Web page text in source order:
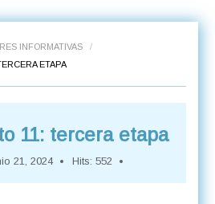
INFORMATIVAS
/
ETAPA
11: tercera etapa
21, 2024 Hits: 552